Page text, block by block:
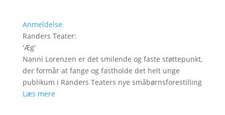
Anmeldelse
Randers Teater:
'Æg'
Nanni Lorenzen er det smilende og faste støttepunkt,
der formår at fange og fastholde det helt unge
publikum i Randers Teaters nye småbørnsforestilling
Læs mere